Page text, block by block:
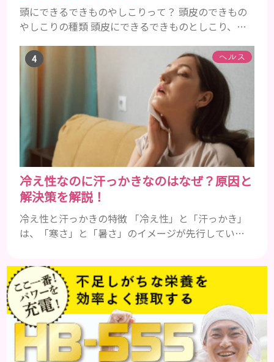
頭にできるできものやしこりって？ 頭皮のできもの
やしこりの種類 頭皮にできるできものとしこり、と
も違いますし、症状や種類によっても違います。まず
はどんな病気なのか、よりも、どんな種類のできも
のやしこりがあるのかを解説いきましょう。 水疱 ご
存知の方もいらっしゃるかと思いますが、すいほ
う、と読みます。これは表皮や表皮下にできるもので
す。表皮は0.2mmほ...
ヘルス
冷え性なのに汗っかきなのはなぜ？原因と
解決策を解説！
冷え性と汗っかきの特徴 「冷え性」と「汗っかき」
は、「寒さ」と「暑さ」のイメージが先行している
冷え性とは 冷え性とは、本来であれば寒さを感じる
ことのない温度であるにも関わらず、手足などが凍っ
たように冷たくて辛いと感じることを指します。
「暖かい部屋にいるのに手足が冷たい」「布団をか
けても手足が冷たくて寝れない」などの症状に悩ん
でいる方は、冷え性の可能...